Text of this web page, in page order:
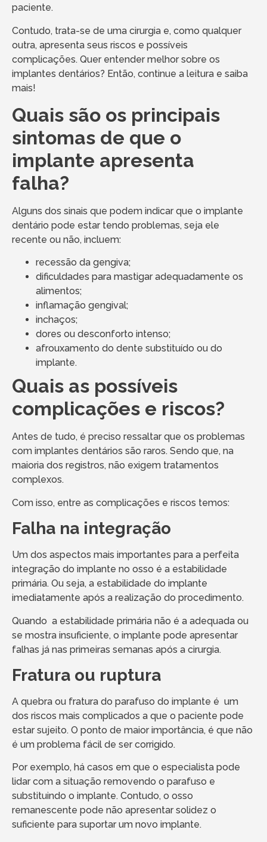
paciente.
Contudo, trata-se de uma cirurgia e, como qualquer
outra, apresenta seus riscos e possíveis
complicações. Quer entender melhor sobre os
implantes dentários? Então, continue a leitura e saiba
mais!
Quais são os principais
sintomas de que o
implante apresenta
falha?
Alguns dos sinais que podem indicar que o implante
dentário pode estar tendo problemas, seja ele
recente ou não, incluem:
recessão da gengiva;
dificuldades para mastigar adequadamente os
alimentos;
inflamação gengival;
inchaços;
dores ou desconforto intenso;
afrouxamento do dente substituído ou do
implante.
Quais as possíveis
complicações e riscos?
Antes de tudo, é preciso ressaltar que os problemas
com implantes dentários são raros. Sendo que, na
maioria dos registros, não exigem tratamentos
complexos.
Com isso, entre as complicações e riscos temos:
Falha na integração
Um dos aspectos mais importantes para a perfeita
integração do implante no osso é a estabilidade
primária. Ou seja, a estabilidade do implante
imediatamente após a realização do procedimento.
Quando a estabilidade primária não é a adequada ou
se mostra insuficiente, o implante pode apresentar
falhas já nas primeiras semanas após a cirurgia.
Fratura ou ruptura
A quebra ou fratura do parafuso do implante é um
dos riscos mais complicados a que o paciente pode
estar sujeito. O ponto de maior importância, é que não
é um problema fácil de ser corrigido.
Por exemplo, há casos em que o especialista pode
lidar com a situação removendo o parafuso e
substituindo o implante. Contudo, o osso
remanescente pode não apresentar solidez o
suficiente para suportar um novo implante.